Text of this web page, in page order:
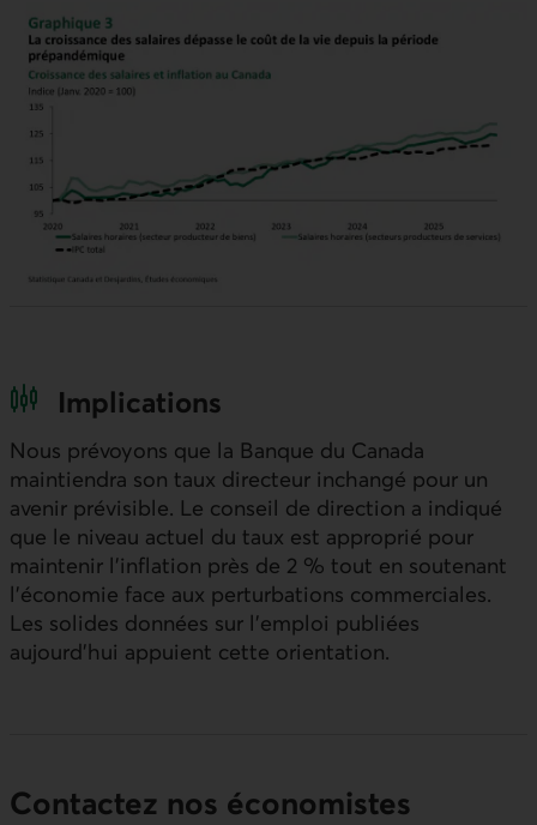
Implications
Nous prévoyons que la Banque du Canada
maintiendra son taux directeur inchangé pour un
avenir prévisible. Le conseil de direction a indiqué
que le niveau actuel du taux est approprié pour
maintenir l’inflation près de 2 % tout en soutenant
l’économie face aux perturbations commerciales.
Les solides données sur l’emploi publiées
aujourd’hui appuient cette orientation.
Contactez nos économistes